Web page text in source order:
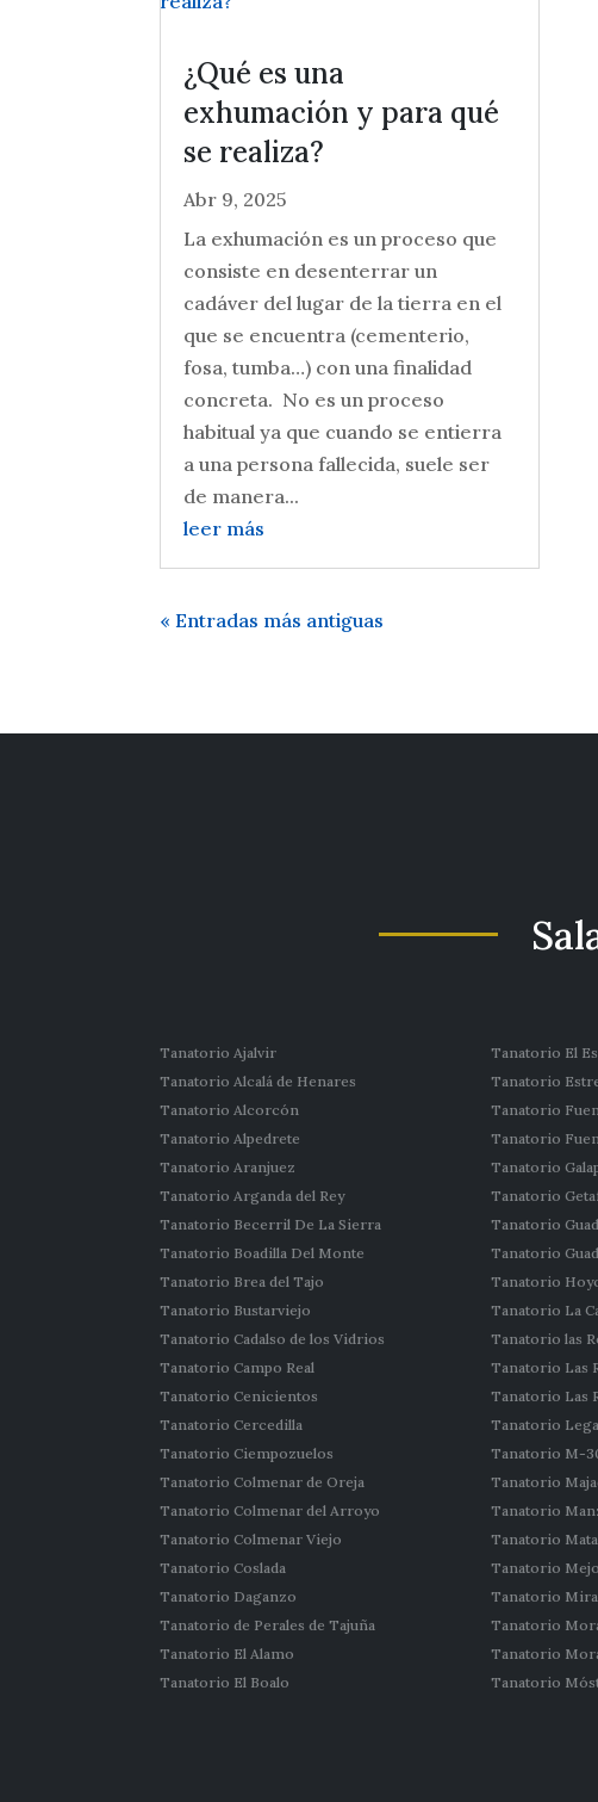
¿Qué es una
exhumación y para qué
se realiza?
Abr 9, 2025
La exhumación es un proceso que
consiste en desenterrar un
cadáver del lugar de la tierra en el
que se encuentra (cementerio,
fosa, tumba…) con una finalidad
concreta. No es un proceso
habitual ya que cuando se entierra
a una persona fallecida, suele ser
de manera...
leer más
« Entradas más antiguas
Tanatorio Ajalvir
Tanatorio Alcalá de Henares
Tanatorio Alcorcón
Tanatorio Alpedrete
Tanatorio Aranjuez
Tanatorio Arganda del Rey
Tanatorio Becerril De La Sierra
Tanatorio Boadilla Del Monte
Tanatorio Brea del Tajo
Tanatorio Bustarviejo
Tanatorio Cadalso de los Vidrios
Tanatorio Campo Real
Tanatorio Cenicientos
Tanatorio Cercedilla
Tanatorio Ciempozuelos
Tanatorio Colmenar de Oreja
Tanatorio Colmenar del Arroyo
Tanatorio Colmenar Viejo
Tanatorio Coslada
Tanatorio Daganzo
Tanatorio de Perales de Tajuña
Tanatorio El Alamo
Tanatorio El Boalo
Tanatorio El
Tanatorio
Tanatorio
Tanatorio
Tanatorio
Tanatorio
Tanatorio
Tanatorio
Tanatorio
Tanatorio La
Tanatorio las
Tanatorio Las
Tanatorio Las
Tanatorio
Tanatorio M-
Tanatorio
Tanatorio
Tanatorio
Tanatorio
Tanatorio
Tanatorio
Tanatorio
Tanatorio